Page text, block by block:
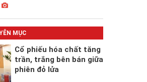
MỤC
Cổ phiếu hóa chất tăng
trần, trắng bên bán giữa
phiên đỏ lửa